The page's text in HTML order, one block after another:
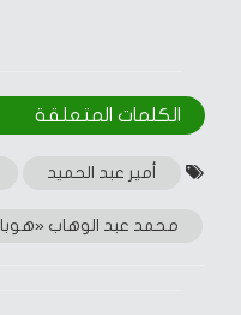
الكلمات المتعلقة‎
أمير عبد الحميد
محمد عبد الوهاب «هوبا